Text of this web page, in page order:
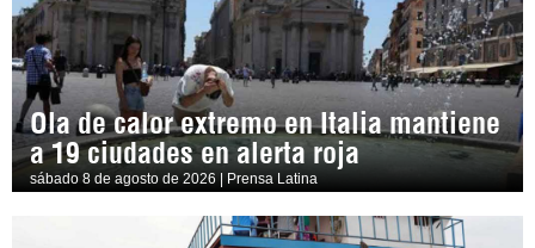
Ola de calor extremo en Italia mantiene
a 19 ciudades en alerta roja
sábado 8 de agosto de 2026 | Prensa Latina